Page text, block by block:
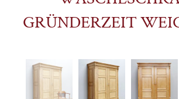
RÜNDERZEIT